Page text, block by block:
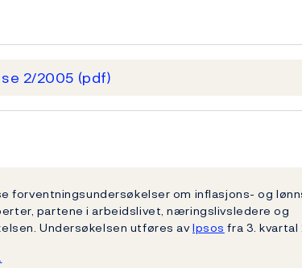
2/2005 (pdf)
forventningsundersøkelser om inflasjons- og
partene i arbeidslivet, næringslivsledere og
Undersøkelsen utføres avIpsos fra 3. kvartal